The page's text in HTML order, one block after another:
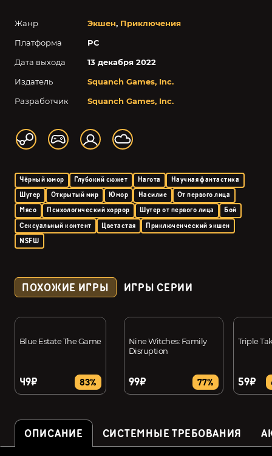
Жанр Экшен, Приключения
Платформа
PC
Дата выхода
13 декабря 2022
Издатель
Squanch Games, Inc.
Разработчик
Squanch Games, Inc.
Чёрный юмор Глубокий сюжет Нагота
Научная фантастика
Шутер
Открытый мир Юмор Насилие
От первого лица
Мясо
Психологический хоррор Шутер от первого лица
Бой
Сексуальный контент
Цветастая
Приключенческий экшен
NSFW
ПОХОЖИЕ ИГРЫ ИГРЫ СЕРИИ
Blue Estate The Game
49₽ 83%
Nine Witches: Family
Disruption
99₽ 77%
Triple
59₽
ОПИСАНИЕ СИСТЕМНЫЕ ТРЕБОВАНИЯ